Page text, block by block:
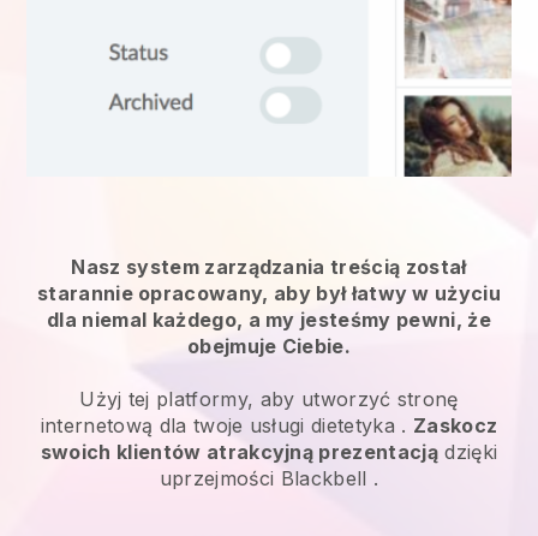
Nasz system zarządzania treścią został
starannie opracowany, aby był łatwy w użyciu
dla niemal każdego, a my jesteśmy pewni, że
obejmuje Ciebie.
Użyj tej platformy, aby utworzyć stronę
internetową dla twoje usługi dietetyka . Zaskocz
swoich klientów atrakcyjną prezentacjądzięki
uprzejmości Blackbell .